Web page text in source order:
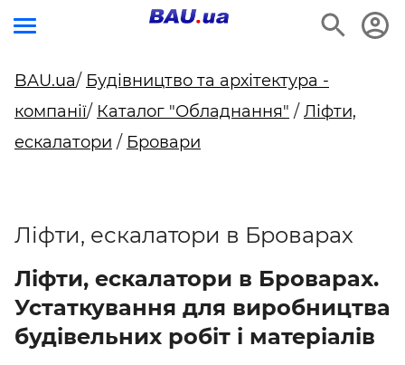
BAU.ua/ Будівництво та архітектура -
компанії/ Каталог "Обладнання" / Ліфти,
ескалатори / Бровари
Ліфти, ескалатори в Броварах
Ліфти, ескалатори в Броварах.
Устаткування для виробництва
будівельних робіт і матеріалів